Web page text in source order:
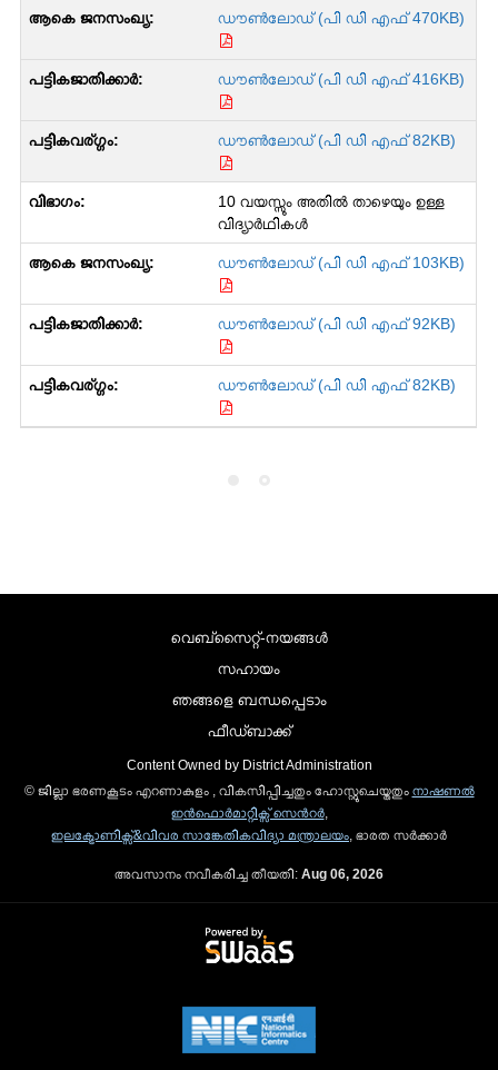
ഡൗൺലോഡ് (പി ഡി എഫ് 470KB)
ഡൗൺലോഡ് (പി ഡി എഫ് 416KB)
ഡൗൺലോഡ് (പി ഡി എഫ് 82KB)
10 വയസ്സും അതിൽ താഴെയും ഉള്ള
വിദ്യാർഥികൾ
ഡൗൺലോഡ് (പി ഡി എഫ് 103KB)
ഡൗൺലോഡ് (പി ഡി എഫ് 92KB)
ഡൗൺലോഡ് (പി ഡി എഫ് 82KB)
വെബ്സൈറ്റ്-നയങ്ങള്‍
സഹായം
ഞങ്ങളെ ബന്ധപ്പെടാം
ഫീഡ്ബാക്ക്
Content Owned by District Administration
© ജില്ലാ ഭരണകൂടം എറണാകുളം , വികസിപ്പിച്ചതും ഹോസ്റ്റുചെയ്തതും നാഷണല്‍
ഇന്‍ഫൊര്‍മാറ്റിക്സ് സെന്‍റര്‍,
ഇലക്ട്രോണിക്സ്&വിവര സാങ്കേതികവിദ്യാ മന്ത്രാലയം , ഭാരത സര്‍ക്കാര്‍
അവസാനം നവീകരിച്ച തീയതി: Aug 06, 2026